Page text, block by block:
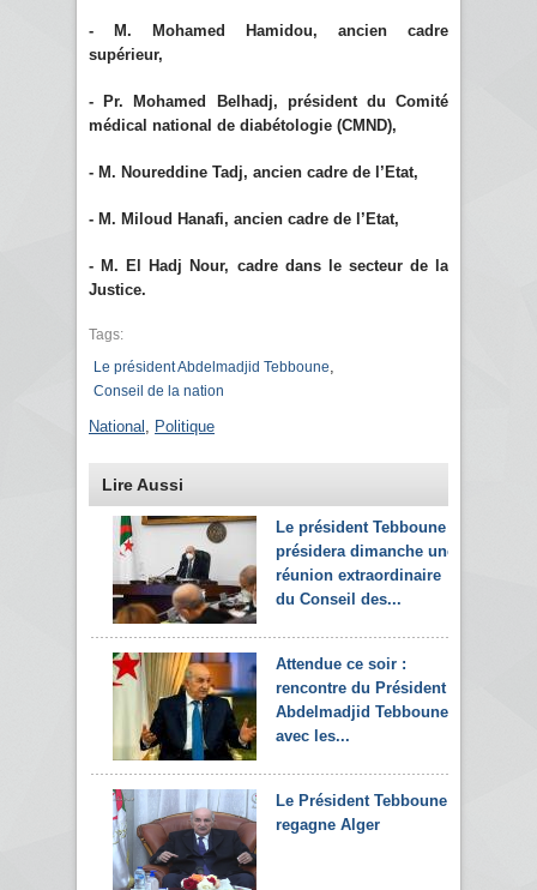
- M. Mohamed Hamidou, ancien cadre
supérieur,
- Pr. Mohamed Belhadj, président du Comité
médical national de diabétologie (CMND),
- M. Noureddine Tadj, ancien cadre de l’Etat,
- M. Miloud Hanafi, ancien cadre de l’Etat,
- M. El Hadj Nour, cadre dans le secteur de la
Justice.
Tags:
Le président Abdelmadjid Tebboune
Conseil de la nation
National Politique
Lire Aussi
Le président Tebboune
présidera dimanche une
réunion extraordinaire
du Conseil des...
Attendue ce soir :
rencontre du Président
Abdelmadjid Tebboune
avec les...
Le Président Tebboune
regagne Alger